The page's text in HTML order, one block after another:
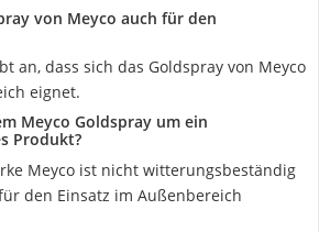
von Meyco auch für den
an, dass sich das Goldspray von Meyco
eignet.
Meyco Goldspray um ein
Produkt?
Meyco ist nicht witterungsbeständig
den Einsatz im Außenbereich